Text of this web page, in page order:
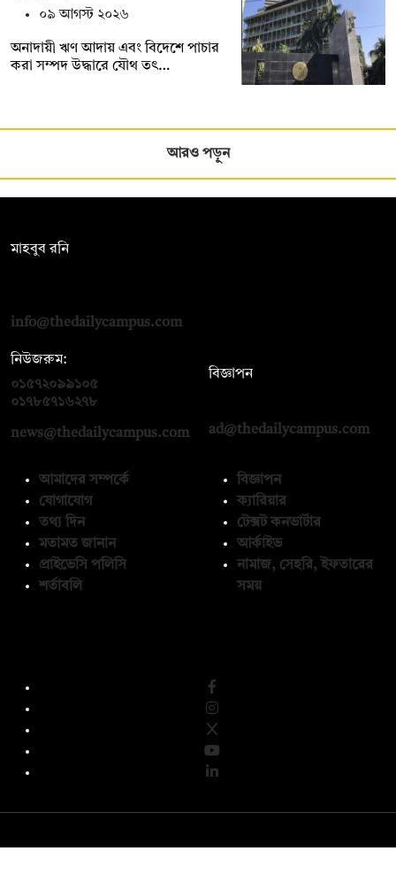
০৯ আগস্ট ২০২৬
অনাদায়ী ঋণ আদায় এবং বিদেশে পাচার
করা সম্পদ উদ্ধারে যৌথ তৎ…
আরও পড়ুন
মাহবুব রনি
info@thedailycampus.com
নিউজরুম:
০১৫৭২০৯৯১০৫
০১৭৮৫৭১৬২৭৮
news@thedailycampus.com
বিজ্ঞাপন
ad@thedailycampus.com
আমাদের সম্পর্কে
যোগাযোগ
তথ্য দিন
মতামত জানান
প্রাইভেসি পলিসি
শর্তাবলি
বিজ্ঞাপন
ক্যারিয়ার
টেক্সট কনভার্টার
আর্কাইভ
নামাজ, সেহরি, ইফতারের
সময়